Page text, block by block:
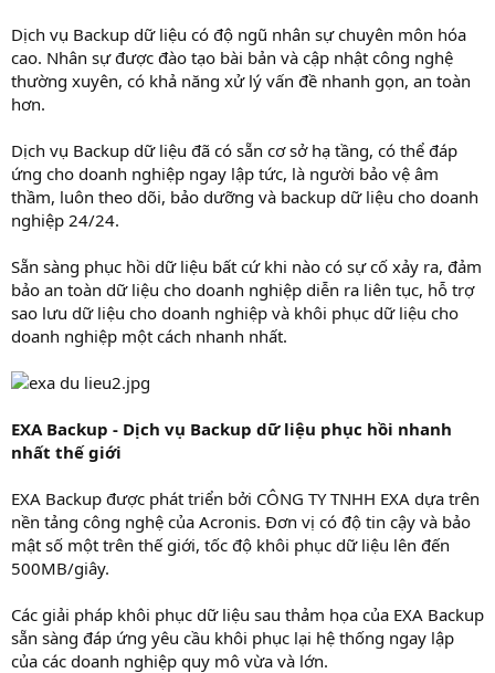
Dịch vụ Backup dữ liệu có độ ngũ nhân sự chuyên môn hóa
cao. Nhân sự được đào tạo bài bản và cập nhật công nghệ
thường xuyên, có khả năng xử lý vấn đề nhanh gọn, an toàn
hơn.
Dịch vụ Backup dữ liệu đã có sẵn cơ sở hạ tầng, có thể đáp
ứng cho doanh nghiệp ngay lập tức, là người bảo vệ âm
thầm, luôn theo dõi, bảo dưỡng và backup dữ liệu cho doanh
nghiệp 24/24.
Sẵn sàng phục hồi dữ liệu bất cứ khi nào có sự cố xảy ra, đảm
bảo an toàn dữ liệu cho doanh nghiệp diễn ra liên tục, hỗ trợ
sao lưu dữ liệu cho doanh nghiệp và khôi phục dữ liệu cho
doanh nghiệp một cách nhanh nhất.
EXA Backup - Dịch vụ Backup dữ liệu phục hồi nhanh
nhất thế giới
EXA Backup được phát triển bởi CÔNG TY TNHH EXA dựa trên
nền tảng công nghệ của Acronis. Đơn vị có độ tin cậy và bảo
mật số một trên thế giới, tốc độ khôi phục dữ liệu lên đến
500MB/giây.
Các giải pháp khôi phục dữ liệu sau thảm họa của EXA Backup
sẵn sàng đáp ứng yêu cầu khôi phục lại hệ thống ngay lập
của các doanh nghiệp quy mô vừa và lớn.